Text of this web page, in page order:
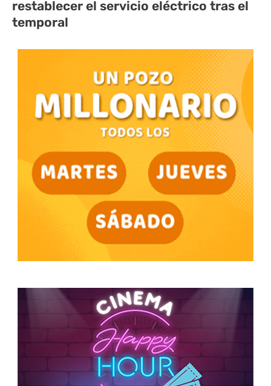
restablecer el servicio eléctrico tras el
temporal